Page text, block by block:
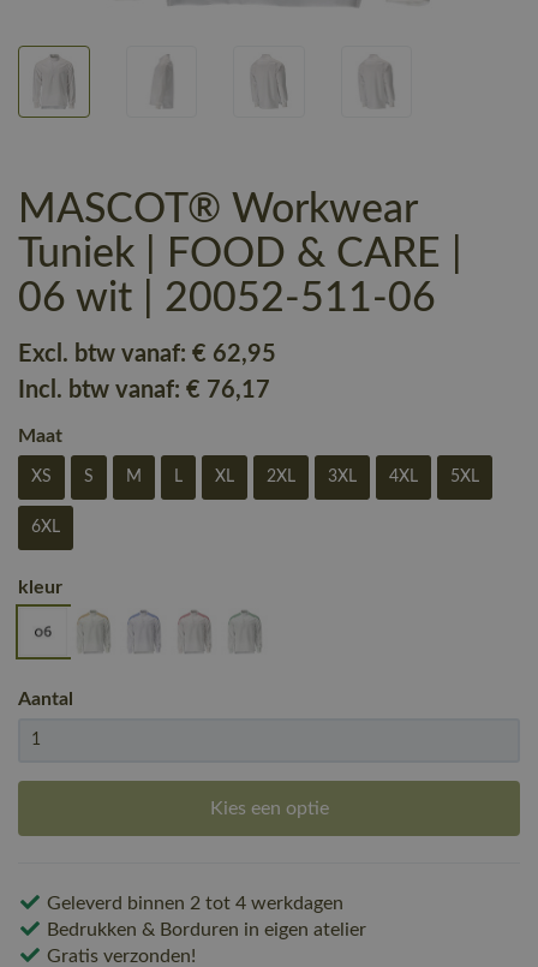
MASCOT® Workwear
Tuniek | FOOD & CARE |
06 wit | 20052-511-06
Excl. btw vanaf: € 62,95
Incl. btw vanaf: € 76,17
Maat
XS S M L XL 2XL 3XL 4XL 5XL
6XL
kleur
Aantal
Kies een optie
Geleverd binnen 2 tot 4 werkdagen
Bedrukken & Borduren in eigen atelier
Gratis verzonden!